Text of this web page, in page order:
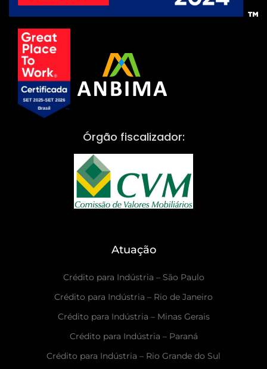
Órgão fiscalizador:
Atuação
Crédito para Indústria – São Paulo
Crédito para Indústria – Rio de Janeiro
Crédito para Indústria – Minas Gerais
Crédito para Indústria – Paraná
Crédito para Indústria – Rio Grande do Sul